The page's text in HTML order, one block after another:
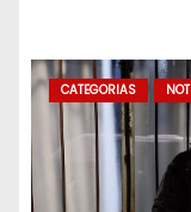
CATEGORIAS